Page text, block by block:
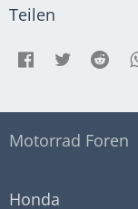
Teilen
Motorrad Foren
Honda